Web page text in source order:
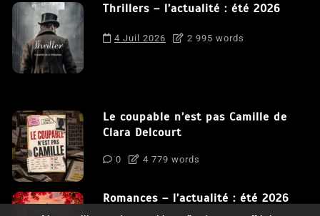
Thrillers – l’actualité : été 2026
4 Juil 2026 2 995 words
Le coupable n’est pas Camille de
Clara Delcourt
0 4 779 words
Romances – l’actualité : été 2026